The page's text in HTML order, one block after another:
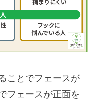
ことでフェースが
フェースが正面を